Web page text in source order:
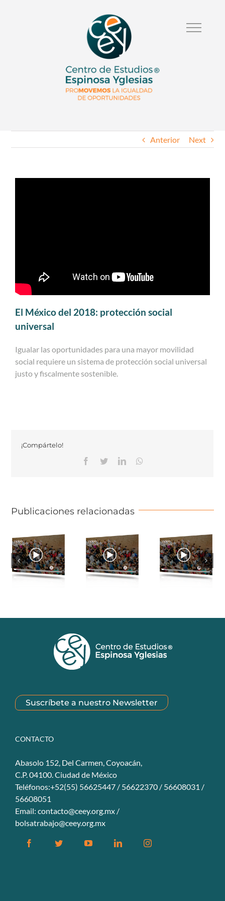
Anterior Next
El México del 2018: protección social
universal
Igualar las oportunidades para una mayor movilidad
social requiere un sistema de protección social universal
justo y fiscalmente sostenible.
¡Compártelo!
Facebook
TwitterLinkedinWhatsapp
Publicaciones relacionadas
Suscríbete a nuestro Newsletter
CONTACTO
Abasolo 152, Del Carmen, Coyoacán,
C.P. 04100. Ciudad de México
Teléfonos:+52(55) 56625447 / 56622370 / 56608031 /
56608051
Email: contacto@ceey.org.mx /
bolsatrabajo@ceey.org.mx
FacebookTwitter YouTubeLinkedinInstagram